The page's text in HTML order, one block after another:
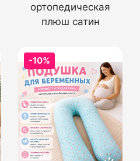
ортопедическая
плюш сатин
-10%